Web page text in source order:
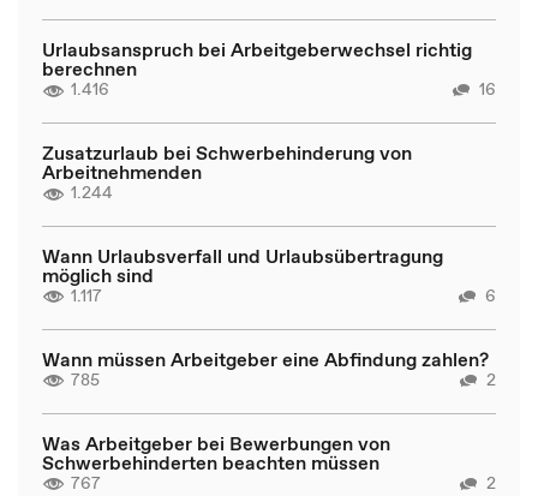
Urlaubsanspruch bei Arbeitgeberwechsel richtig
berechnen
1.416 16
Zusatzurlaub bei Schwerbehinderung von
Arbeitnehmenden
1.244
Wann Urlaubsverfall und Urlaubsübertragung
möglich sind
1.117 6
Wann müssen Arbeitgeber eine Abfindung zahlen?
785 2
Was Arbeitgeber bei Bewerbungen von
Schwerbehinderten beachten müssen
767 2